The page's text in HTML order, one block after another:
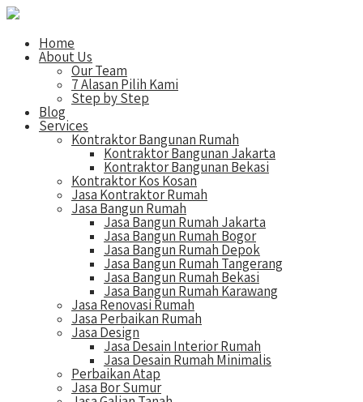
Home
About Us
Our Team
7 Alasan Pilih Kami
Step by Step
Blog
Services
Kontraktor Bangunan Rumah
Kontraktor Bangunan Jakarta
Kontraktor Bangunan Bekasi
Kontraktor Kos Kosan
Jasa Kontraktor Rumah
Jasa Bangun Rumah
Jasa Bangun Rumah Jakarta
Jasa Bangun Rumah Bogor
Jasa Bangun Rumah Depok
Jasa Bangun Rumah Tangerang
Jasa Bangun Rumah Bekasi
Jasa Bangun Rumah Karawang
Jasa Renovasi Rumah
Jasa Perbaikan Rumah
Jasa Design
Jasa Desain Interior Rumah
Jasa Desain Rumah Minimalis
Perbaikan Atap
Jasa Bor Sumur